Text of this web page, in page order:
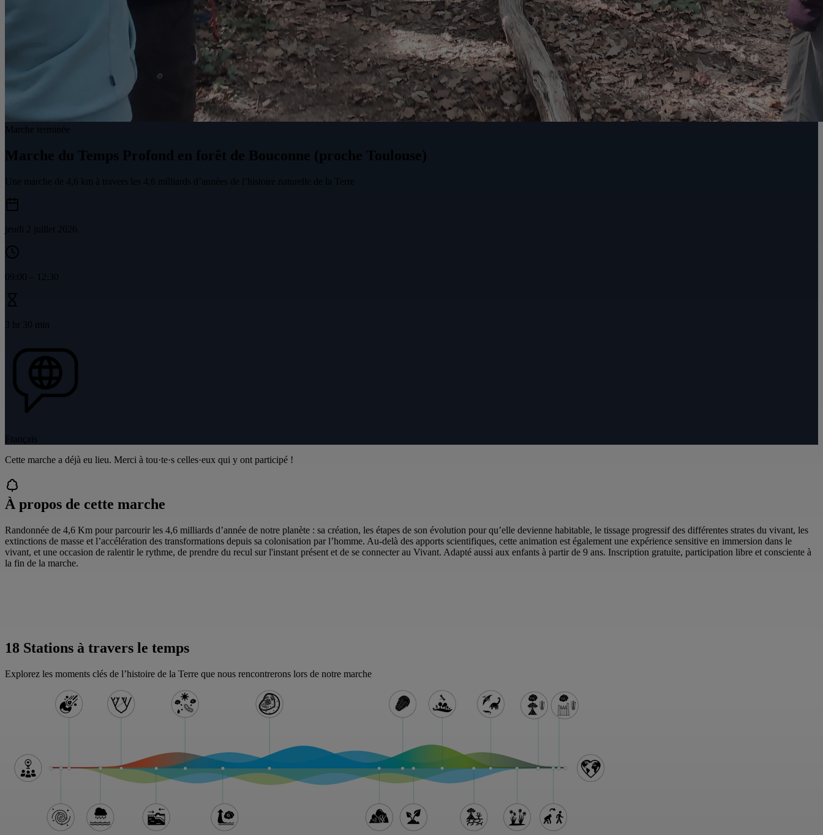
Marche terminée
Marche du Temps Profond en forêt de Bouconne (proche Toulouse)
Une marche de 4,6 km à travers les 4,6 milliards d’années de l’histoire naturelle de la Terre
jeudi 2 juillet 2026
09:00 12:30
3 hr 30 min
Français
Cette marche a déjà eu lieu. Merci à tou·te·s celles·eux qui y ont participé !
À propos de cette marche
Randonnée de 4,6 Km pour parcourir les 4,6 milliards d’année de notre planète : sa création, les étapes de son évolution pour qu’elle devienne habitable, le tissage progressif des différentes strates du vivant, les
extinctions de masse et l’accélération des transformations depuis sa colonisation par l’homme. Au-delà des apports scientifiques, cette animation est également une expérience sensitive en immersion dans le
vivant, et une occasion de ralentir le rythme, de prendre du recul sur l'instant présent et de se connecter au Vivant. Adapté aussi aux enfants à partir de 9 ans. Inscription gratuite, participation libre et consciente à
la fin de la marche.
18 Stations à travers le temps
Explorez les moments clés de l’histoire de la Terre que nous rencontrerons lors de notre marche